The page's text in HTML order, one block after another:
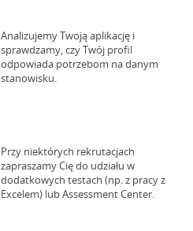
Analizujemy Twoją aplikację i
sprawdzamy, czy Twój profil
odpowiada potrzebom na danym
stanowisku.
Przy niektórych rekrutacjach
zapraszamy Cię do udziału w
dodatkowych testach (np. z pracy z
Excelem) lub Assessment Center.